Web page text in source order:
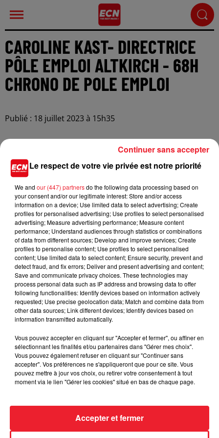
CAROLINE KAST- DIRECTRICE
PÔLE EMPLOI ALTKIRCH - 68H
CHRONO DE POLE EMPLOI
Publié : 18 juillet 2023 à 15h35
Caroline Kast - Pôle Emploi
Le respect de votre vie privée est notre priorité
We and our (447) partnersdo the following data processing based on
your consent and/or our legitimate interest: Store and/or access
information on a device; Use limited data to select advertising; Create
profiles for personalised advertising; Use profiles to select personalised
advertising; Measure advertising performance; Measure content
performance; Understand audiences through statistics or combinations
of data from different sources; Develop and improve services; Create
profiles to personalise content; Use profiles to select personalised
content; Use limited data to select content; Ensure security, prevent and
detect fraud, and fix errors; Deliver and present advertising and content;
Save and communicate privacy choices. These technologies may
process personal data such as IP address and browsing data to offer
following functionalities: Identify devices based on information actively
requested; Use precise geolocation data; Match and combine data from
other data sources; Link different devices; Identify devices based on
information transmitted automatically.
Vous pouvez accepter en cliquant sur "Accepter et fermer", ou affiner en
sélectionnant les finalités et/ou partenaires dans "Gérer mes choix".
Vous pouvez également refuser en cliquant sur "Continuer sans
accepter". Vos préférences ne s'appliqueront que pour ce site. Vous
pouvez mettre à jour vos choix, ou retirer votre consentement à tout
moment via le lien "Gérer les cookies" situé en bas de chaque page.
Accepter et fermer
Continuer sans accepter